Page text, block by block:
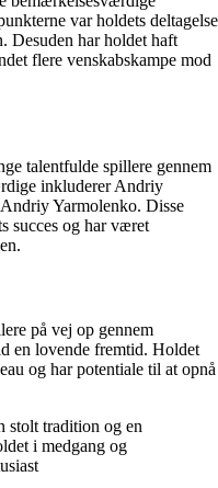
var holdets deltagelse
Desuden har holdet haft
flere venskabskampe mod
talentfulde spillere gennem
inkluderer Andriy
Yarmolenko. Disse
succes og har været
på vej op gennem
en lovende fremtid. Holdet
og har potentiale til at opnå
stolt tradition og en
i medgang og